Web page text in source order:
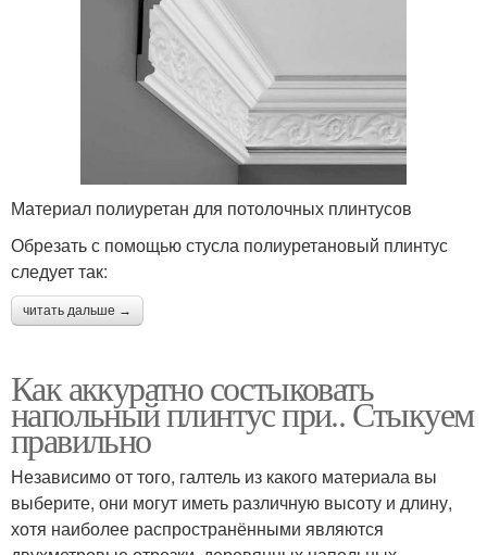
Материал полиуретан для потолочных плинтусов
Обрезать с помощью стусла полиуретановый плинтус
следует так:
читать дальше →
Как аккуратно состыковать
напольный плинтус при.. Стыкуем
правильно
Независимо от того, галтель из какого материала вы
выберите, они могут иметь различную высоту и длину,
хотя наиболее распространёнными являются